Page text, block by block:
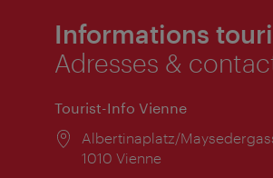
Informations
Adresses &
Tourist-Info Vienne
Lieu:
Albertinaplatz/
1010 Vienne